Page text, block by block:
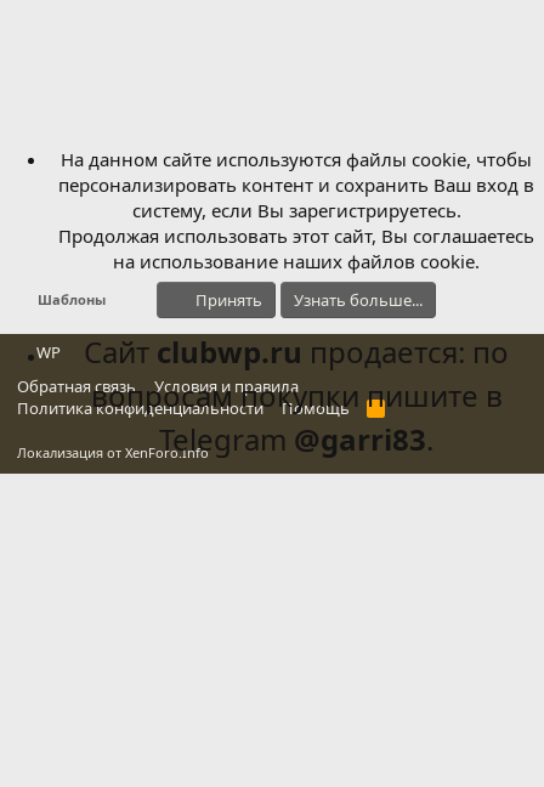
Шаблоны
WP
Обратная связь
Условия и правила
Политика конфиденциальности
Помощь
R
S
Локализация от XenForo.Info
На данном сайте используются файлы cookie, чтобы
персонализировать контент и сохранить Ваш вход в
систему, если Вы зарегистрируетесь.
Продолжая использовать этот сайт, Вы соглашаетесь
на использование наших файлов cookie.
Принять Узнать больше...
Сайт clubwp.ru продается: по
вопросам покупки пишите в
Telegram @garri83.